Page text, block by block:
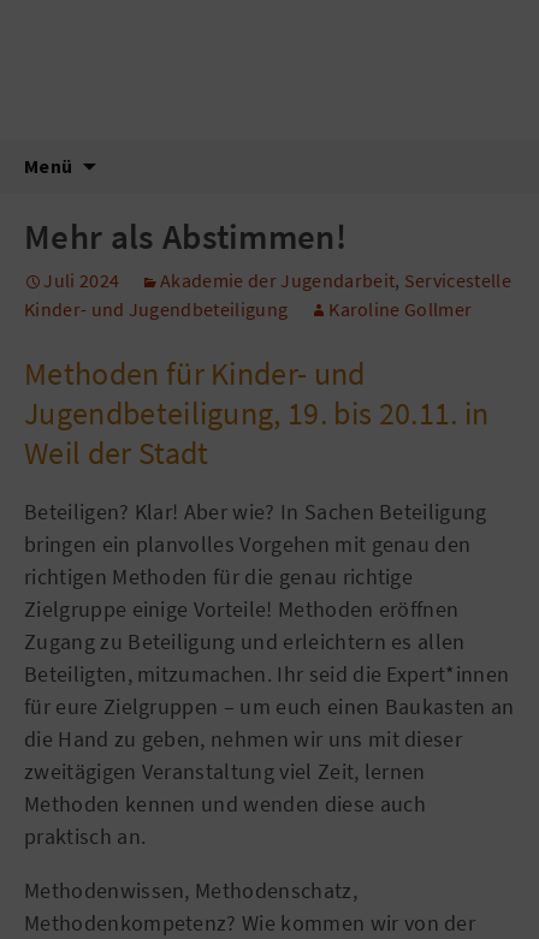
Menü
springen
Mehr als Abstimmen!
Juli 2024 Akademie der Jugendarbeit, Servicestelle
Kinder- und Jugendbeteiligung
Karoline Gollmer
Methoden für Kinder- und
Jugendbeteiligung, 19. bis 20.11. in
Weil der Stadt
Beteiligen? Klar! Aber wie? In Sachen Beteiligung
bringen ein planvolles Vorgehen mit genau den
richtigen Methoden für die genau richtige
Zielgruppe einige Vorteile! Methoden eröffnen
Zugang zu Beteiligung und erleichtern es allen
Beteiligten, mitzumachen. Ihr seid die Expert*innen
für eure Zielgruppen – um euch einen Baukasten an
die Hand zu geben, nehmen wir uns mit dieser
zweitägigen Veranstaltung viel Zeit, lernen
Methoden kennen und wenden diese auch
praktisch an.
Methodenwissen, Methodenschatz,
Methodenkompetenz? Wie kommen wir von der